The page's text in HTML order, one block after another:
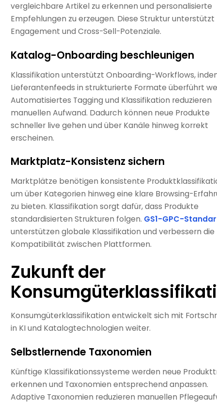
vergleichbare Artikel zu erkennen und personalisierte
Empfehlungen zu erzeugen. Diese Struktur unterstützt
Engagement und Cross-Sell-Potenziale.
Katalog-Onboarding beschleunigen
Klassifikation unterstützt Onboarding-Workflows,
Lieferantenfeeds in strukturierte Formate überführt
Automatisiertes Tagging und Klassifikation reduzieren
manuellen Aufwand. Dadurch können neue Produkte
schneller live gehen und über Kanäle hinweg korrekt
erscheinen.
Marktplatz-Konsistenz sichern
Marktplätze benötigen konsistente
um über Kategorien hinweg eine klare Browsing-
zu bieten. Klassifikation sorgt dafür, dass Produkte
standardisierten Strukturen folgen. GS1-GPC-
unterstützen globale Klassifikation und verbessern die
Kompatibilität zwischen Plattformen.
Zukunft der
Konsumgüterklassifikation entwickelt sich mit
in KI und Katalogtechnologien weiter.
Selbstlernende Taxonomien
Künftige Klassifikationssysteme werden neue
erkennen und Taxonomien entsprechend anpassen.
Adaptive Taxonomien reduzieren manuellen